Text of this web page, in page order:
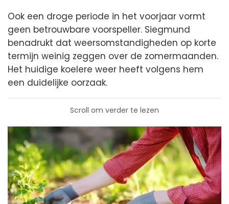
Ook een droge periode in het voorjaar vormt
geen betrouwbare voorspeller. Siegmund
benadrukt dat weersomstandigheden op korte
termijn weinig zeggen over de zomermaanden.
Het huidige koelere weer heeft volgens hem
een duidelijke oorzaak.
Scroll om verder te lezen